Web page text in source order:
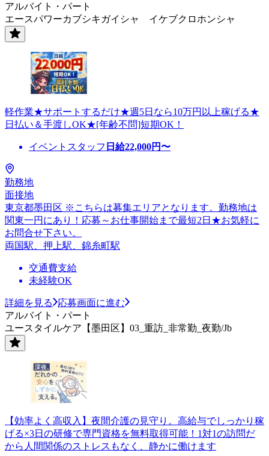
アルバイト・パート
エースパワーカブシキガイシャ イケブクロホンシャ
軽作業★サポートするだけ★週5日なら10万円以上稼げる★
日払い＆手渡しOK★[年齢不問]短期OK！
イベントスタッフ 日給22,000円〜
勤務地
面接地
東京都墨田区 ※こちらは募集エリアとなります。勤務地は
関東一円にあり！応募～お仕事開始まで最短2日★お気軽に
お問合せ下さい。
両国駅、押上駅、錦糸町駅
交通費支給
未経験OK
詳細を見る
応募画面に進む
アルバイト・パート
ユースタイルケア【墨田区】03_重訪_非常勤_夜勤/Jb
【効率よく高収入】夜間介護の見守り。高給与でしっかり稼
げる×3日の研修で専門資格を無料取得可能！1対1の訪問だ
から人間関係のストレスもなく、静かに働けます